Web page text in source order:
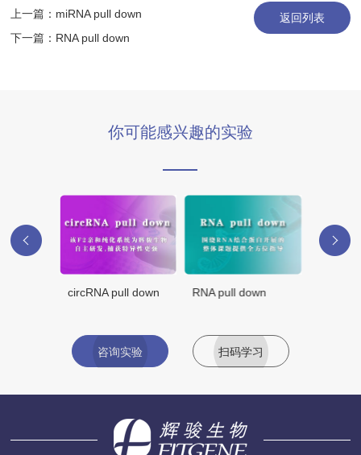
上一篇： miRNA pull down
下一篇： RNA pull down
返回列表
你可能感兴趣的实验
circRNA pull down RNA pull down
咨询实验 扫码学习